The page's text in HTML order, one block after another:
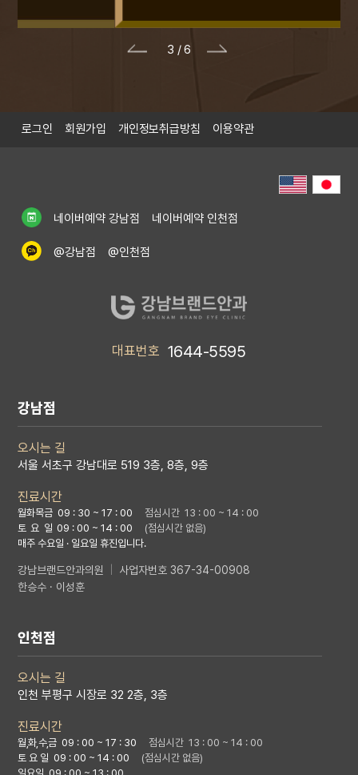
v
i t
4 /6
로그인 회원가입 개인정보취급방침 이용약관
네이버예약 강남점 네이버예약 인천점
@강남점 @인천점
대표번호 1644-5595
강남점
오시는 길
서울 서초구 강남대로 519 3층, 8층, 9층
진료시간
월화목금 09 : 30 ~ 17 : 00
점심시간 13 : 00 ~ 14 : 00
토 요 일 09 : 00 ~ 14 : 00
(점심시간 없음)
매주 수요일 · 일요일 휴진입니다.
강남브랜드안과의원
사업자번호 367-34-00908
한승수 · 이성훈
인천점
오시는 길
인천 부평구 시장로 32 2층, 3층
진료시간
월,화,수,금09 : 00 ~ 17 : 30
점심시간 13 : 00 ~ 14 : 00
토 요 일 09 : 00 ~ 14 : 00
(점심시간 없음)